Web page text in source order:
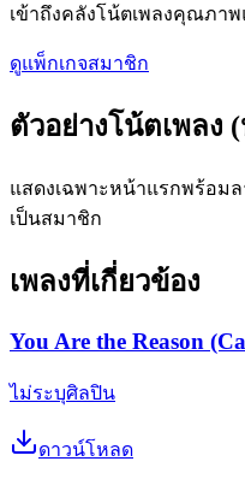
เข้าถึงคลังโน้ตเพลงคุณภา
ดูแพ็กเกจสมาชิก
ตัวอย่างโน้ตเพลง
แสดงเฉพาะหน้าแรกพร้อม
เป็นสมาชิก
เพลงที่เกี่ยวข้อง
You Are the Reason
ไม่ระบุศิลปิน
ดาวน์โหลด